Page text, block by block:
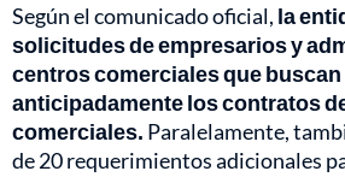
Según el comunicado oficial, la
solicitudes de empresarios y
centros comerciales que
anticipadamente los contratos
comerciales. Paralelamente,
de 20 requerimientos adicionales